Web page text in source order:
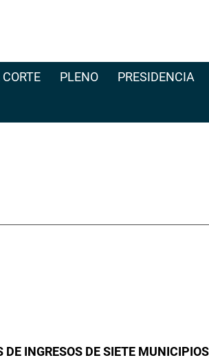
PLENO PRESIDENCIA
INGRESOS DE SIETE